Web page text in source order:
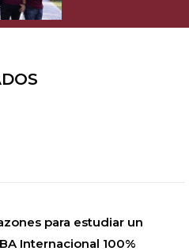
para estudiar un
Internacional 100%